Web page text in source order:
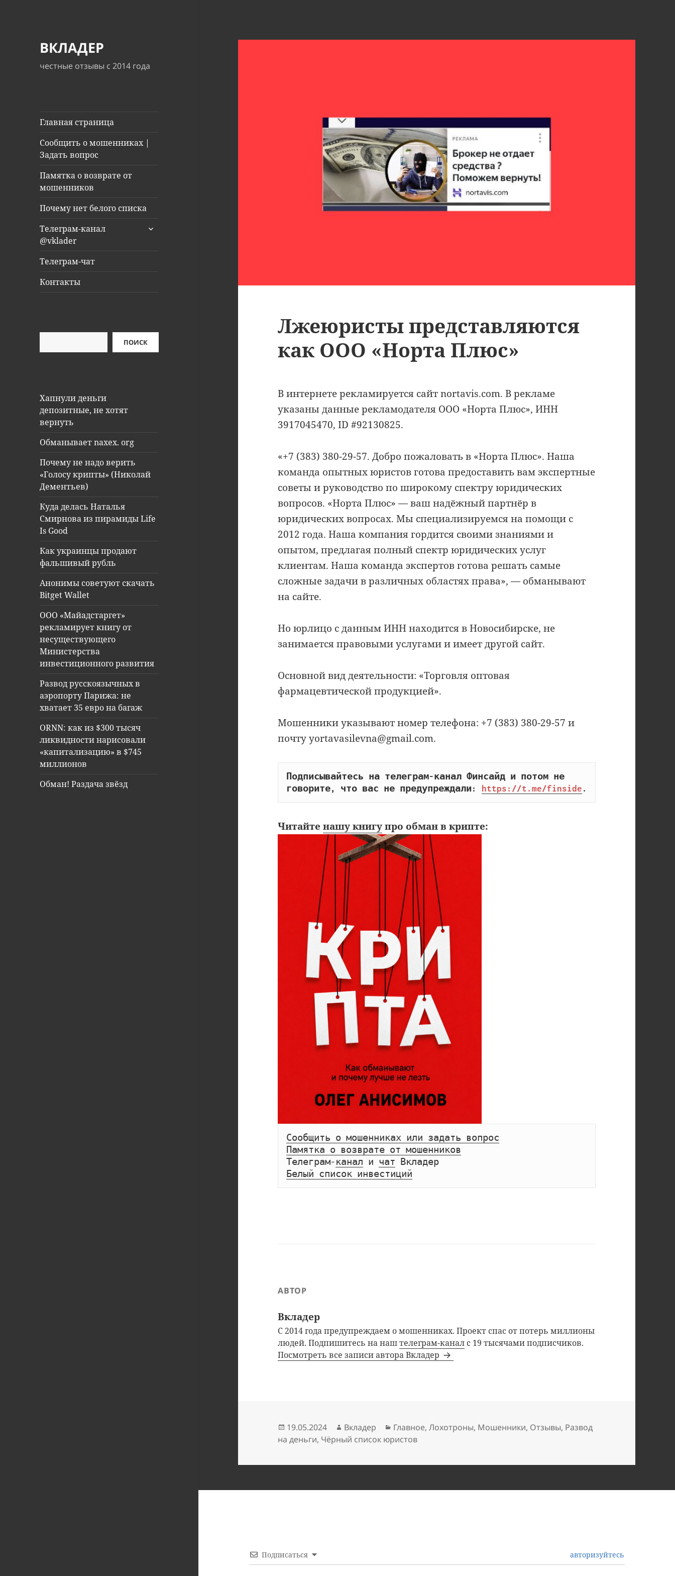
ВКЛАДЕР
честные отзывы с 2014 года
Главная страница
Сообщить о мошенниках |
Задать вопрос
Памятка о возврате от
мошенников
Почему нет белого списка
Телеграм-канал
@vklader
раскрыть
Телеграм-чат
Контакты
ПОИСК
Хапнули деньги
депозитные, не хотят
вернуть
Обманывает naxex. org
Почему не надо верить
«Голосу крипты» (Николай
Дементьев)
Куда делась Наталья
Смирнова из пирамиды Life
Is Good
Как украинцы продают
фальшивый рубль
Анонимы советуют скачать
Bitget Wallet
ООО «Майадстаргет»
рекламирует книгу от
несуществующего
Министерства
инвестиционного развития
Развод русскоязычных в
аэропорту Парижа: не
хватает 35 евро на багаж
ORNN: как из $300 тысяч
ликвидности нарисовали
«капитализацию» в $745
миллионов
Обман! Раздача звёзд
Лжеюристы представляются
как ООО «Норта Плюс»
В интернете рекламируется сайт nortavis.com. В рекламе
указаны данные рекламодателя ООО «Норта Плюс», ИНН
3917045470, ID #92130825.
«+7 (383) 380-29-57. Добро пожаловать в «Норта Плюс». Наша
команда опытных юристов готова предоставить вам экспертные
советы и руководство по широкому спектру юридических
вопросов. «Норта Плюс» — ваш надёжный партнёр в
юридических вопросах. Мы специализируемся на помощи с
2012 года. Наша компания гордится своими знаниями и
опытом, предлагая полный спектр юридических услуг
клиентам. Наша команда экспертов готова решать самые
сложные задачи в различных областях права», — обманывают
на сайте.
Но юрлицо с данным ИНН находится в Новосибирске, не
занимается правовыми услугами и имеет другой сайт.
Основной вид деятельности: «Торговля оптовая
фармацевтической продукцией».
Мошенники указывают номер телефона: +7 (383) 380-29-57 и
почту yortavasilevna@gmail.com.
Подписывайтесь на телеграм-канал Финсайд и потом не
говорите, что вас не предупреждали: https://t.me/finside .
Читайтенашу книгупро обман в крипте:
Сообщить о мошенниках или задать вопрос
Памятка о возврате от мошенников
Телеграм- канал и чат
Вкладер
Белый список инвестиций
АВТОР
Вкладер
С 2014 года предупреждаем о мошенниках. Проект спас от потерь миллионы
людей. Подпишитесь на наштелеграм-канал с 19 тысячами подписчиков.
Посмотреть все записи автора Вкладер
Опубликовано
19.05.2024 Автор
Вкладер Рубрики
Главное,Лохотроны, Мошенники, Отзывы, Развод
на деньги, Чёрный список юристов
Подписаться авторизуйтесь